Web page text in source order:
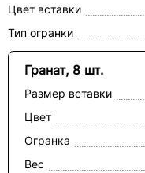
Цвет вставки
Тип огранки
Гранат, 8 шт.
Размер вставки
Цвет
Огранка
Вес